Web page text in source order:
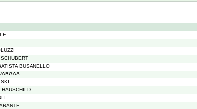
BUSANELLO
HAUSCHILD